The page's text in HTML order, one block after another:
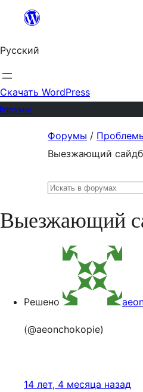
Перейти
содержимому
Русский
Скачать WordPress
Форумы /
Выезжающий
Поиск:
Выезжающий
Решено
(@aeonchokopie)
14 лет, 4 месяца назад